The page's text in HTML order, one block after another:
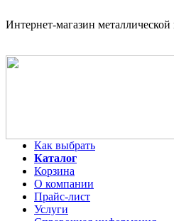
Интернет-магазин
Как выбрать
Каталог
Корзина
О компании
Прайс-лист
Услуги